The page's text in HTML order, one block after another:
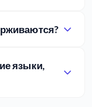
языки,